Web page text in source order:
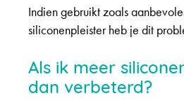
Indien gebruikt zoals
siliconenpleister heb je dit
Als ik meer
dan verbeterd?